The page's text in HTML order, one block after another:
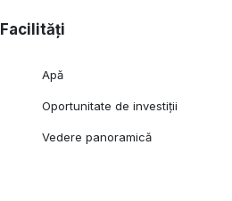
Facilități
Apă
Oportunitate de investiții
Vedere panoramică